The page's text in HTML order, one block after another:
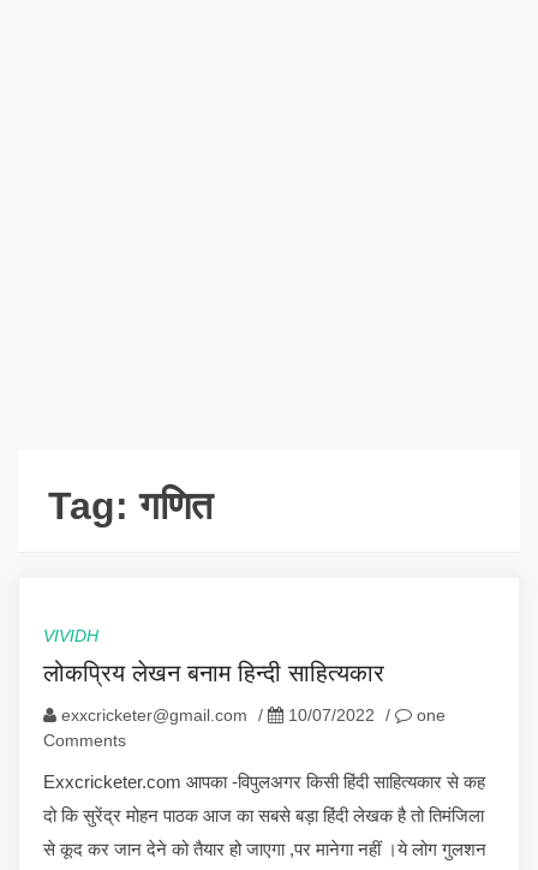
Tag:गणित
VIVIDH
लोकप्रिय लेखन बनाम हिन्दी साहित्यकार
exxcricketer@gmail.com / 10/07/2022 /
one
Comments
Exxcricketer.com आपका -विपुलअगर किसी हिंदी साहित्यकार से कह
दो कि सुरेंद्र मोहन पाठक आज का सबसे बड़ा हिंदी लेखक है तो तिमंजिला
से कूद कर जान देने को तैयार हो जाएगा ,पर मानेगा नहीं ।ये लोग गुलशन